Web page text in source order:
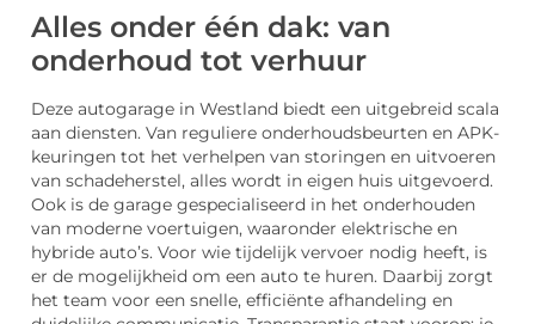
Alles onder één dak: van
onderhoud tot verhuur
Deze autogarage in Westland biedt een uitgebreid scala
aan diensten. Van reguliere onderhoudsbeurten en APK-
keuringen tot het verhelpen van storingen en uitvoeren
van schadeherstel, alles wordt in eigen huis uitgevoerd.
Ook is de garage gespecialiseerd in het onderhouden
van moderne voertuigen, waaronder elektrische en
hybride auto’s. Voor wie tijdelijk vervoer nodig heeft, is
er de mogelijkheid om een auto te huren. Daarbij zorgt
het team voor een snelle, efficiënte afhandeling en